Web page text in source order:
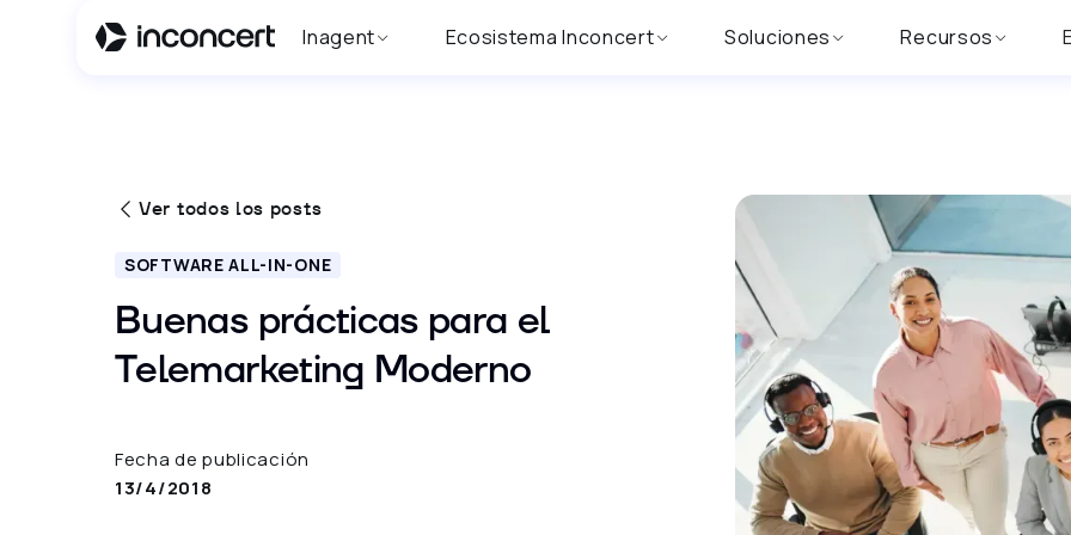
Inagent Ecosistema Inconcert Soluciones Recursos
Ver todos los posts
SOFTWARE ALL-IN-ONE
Buenas prácticas para el
Telemarketing Moderno
Fecha de publicación
13/4/2018